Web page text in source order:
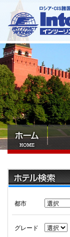
都市
グレード